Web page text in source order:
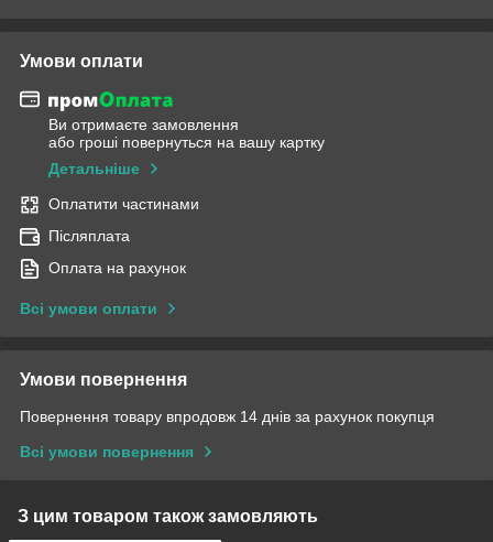
Умови оплати
Ви отримаєте замовлення
або гроші повернуться на вашу картку
Детальніше
Оплатити частинами
Післяплата
Оплата на рахунок
Всі умови оплати
Умови повернення
Повернення товару впродовж 14 днів за рахунок покупця
Всі умови повернення
З цим товаром також замовляють